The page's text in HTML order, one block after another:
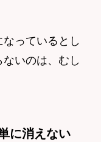
っているとし
いのは、むし
に消えない